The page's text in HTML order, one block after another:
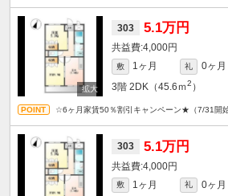
303 5.1万円
4,000円
敷 1ヶ月 礼
0ヶ月
3階 2DK（45.6ｍ2 ）
☆6ヶ月家賃50％割引キャンペーン★（7/31開始
303 5.1万円
4,000円
敷 1ヶ月 礼 0ヶ月